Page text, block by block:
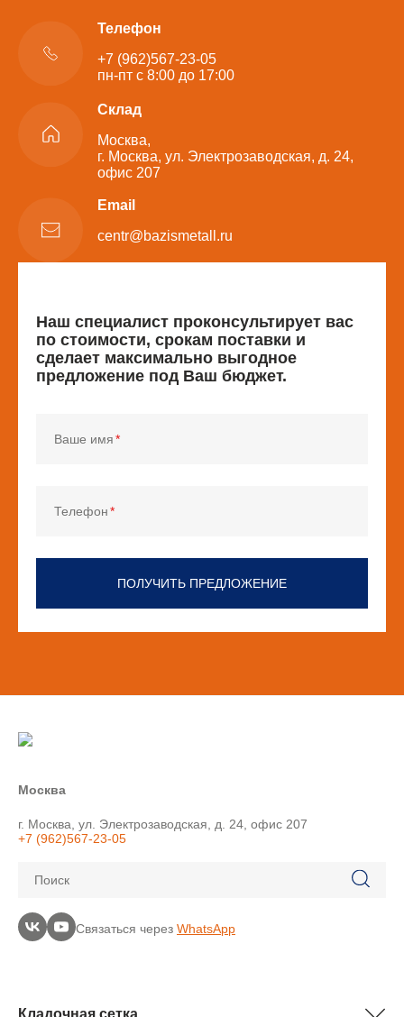
Телефон
+7 (962)567-23-05
пн-пт с 8:00 до 17:00
Склад
Москва,
г. Москва, ул. Электрозаводская, д. 24,
офис 207
Email
centr@bazismetall.ru
Наш специалист проконсультирует вас
по стоимости, срокам поставки и
сделает максимально выгодное
предложение под Ваш бюджет.
Ваше имя
Телефон
ПОЛУЧИТЬ ПРЕДЛОЖЕНИЕ
Москва
г. Москва, ул. Электрозаводская, д. 24, офис 207
+7 (962)567-23-05
Поиск
Связаться через WhatsApp
Кладочная сетка